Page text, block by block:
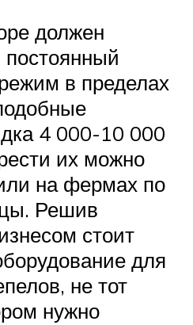
должен
в пределах
4 000-10 000
их можно
на фермах по
Решив
стоит
для
не тот
нужно